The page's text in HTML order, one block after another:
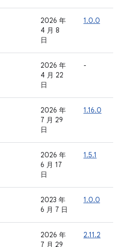
2026 年
4 月 8
日
1.0.0
2026 年
4 月 22
日
-
2026 年
7 月 29
日
1.16.0
2026 年
6 月 17
日
1.5.1
2023 年
6 月 7 日
1.0.0
2026 年
7 月 29
2.11.2